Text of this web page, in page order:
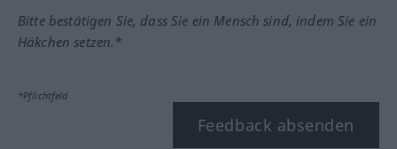
Bitte bestätigen Sie, dass Sie ein Mensch sind, indem Sie ein
Häkchen setzen.*
*Pflichtfeld
Feedback absenden